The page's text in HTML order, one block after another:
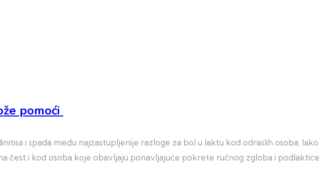
pomoći
i spada među najzastupljenije razloge za bol u laktu kod odraslih osoba. Iako
čest i kod osoba koje obavljaju ponavljajuće pokrete ručnog zgloba i podlaktice